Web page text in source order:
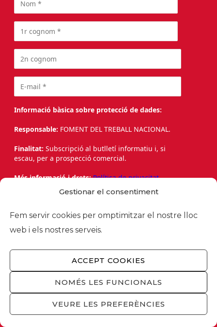
Gestionar el consentiment
Fem servir cookies per omptimitzar el nostre lloc
web i els nostres serveis.
ACCEPT COOKIES
NOMÉS LES FUNCIONALS
VEURE LES PREFERÈNCIES
Informació bàsica sobre protecció de dades:
Responsable: FOMENT DEL TREBALL NACIONAL.
Finalitat: Subscripció al butlletí informatiu i, si
escau, per a prospecció comercial.
Més informació i drets: Política de privacitat.
detallada. *